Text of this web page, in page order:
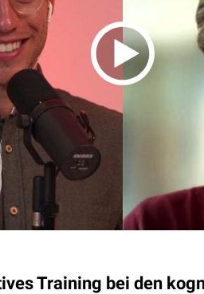
Training bei den